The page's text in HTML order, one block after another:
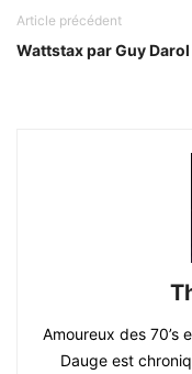
Article précédent
Wattstax par Guy Darol
Amoureux des 70’s
Dauge est